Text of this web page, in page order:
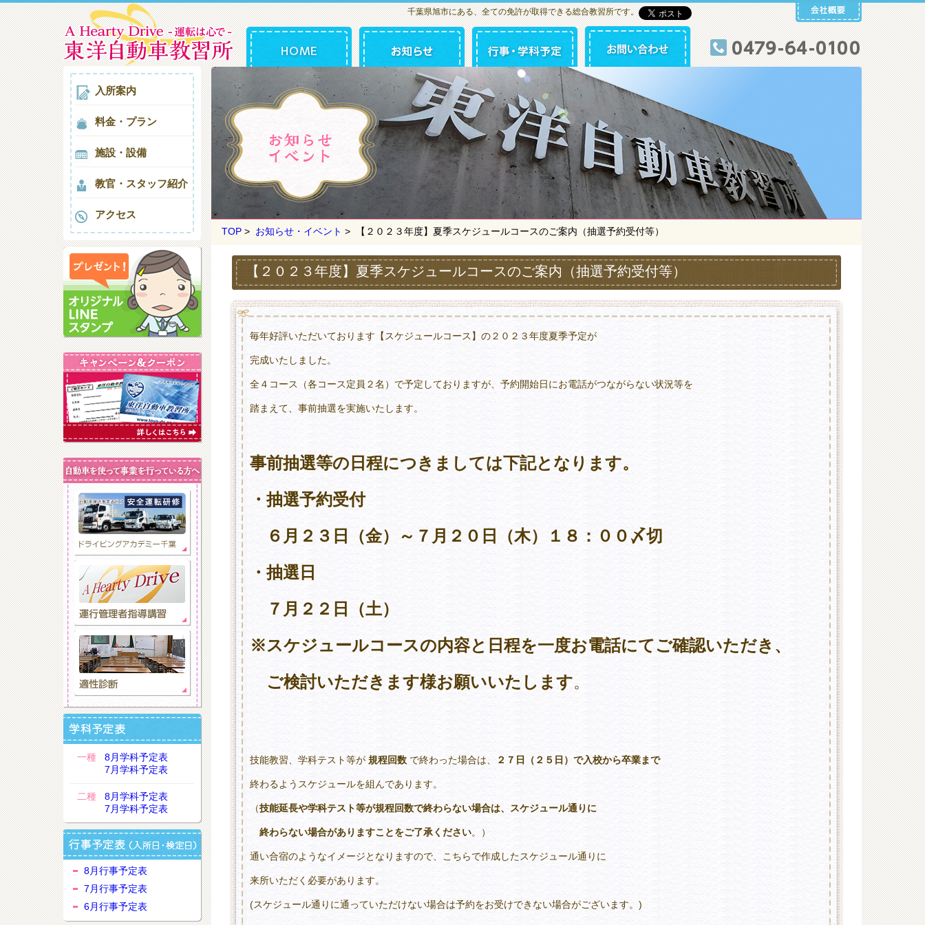
千葉県旭市にある、全ての免許が取得できる総合教習所です。
入所案内
料金・プラン
施設・設備
教官・スタッフ紹介
アクセス
一種
8月学科予定表
7月学科予定表
二種
8月学科予定表
7月学科予定表
8月行事予定表
7月行事予定表
6月行事予定表
お知らせ・イベント
TOP > お知らせ・イベント > 【２０２３年度】夏季スケジュールコースのご案内（抽選予約受付等）
【２０２３年度】夏季スケジュールコースのご案内（抽選予約受付等）
毎年好評いただいております【スケジュールコース】の２０２３年度夏季予定が
完成いたしました。
全４コース（各コース定員２名）で予定しておりますが、予約開始日にお電話がつながらない状況等を
踏まえて、事前抽選を実施いたします。
事前抽選等の日程につきましては下記となります。
・抽選予約受付
６月２３日（金）～７月２０日（木）１８：００〆切
・抽選日
７月２２日（土）
※スケジュールコースの内容と日程を一度お電話にてご確認いただき、
ご検討いただきます様お願いいたします。
技能教習、学科テスト等が 規程回数 で終わった場合は、 ２７日（２５日）で入校から卒業まで
終わるようスケジュールを組んであります。
（技能延長や学科テスト等が規程回数で終わらない場合は、スケジュール通りに
終わらない場合がありますことをご了承ください。）
通い合宿のようなイメージとなりますので、こちらで作成したスケジュール通りに
来所いただく必要があります。
(スケジュール通りに通っていただけない場合は予約をお受けできない場合がございます。)